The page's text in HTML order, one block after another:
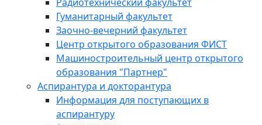
Гуманитарный факультет
Заочно-вечерний факультет
Центр открытого образования ФИСТ
Машиностроительный центр открытого
образования "Партнер"
Аспирантура и докторантура
Информация для поступающих в
аспирантуру